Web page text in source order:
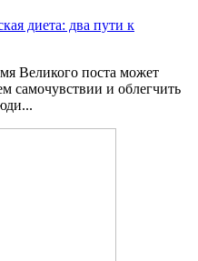
диета: два пути к
Великого поста может
самочувствии и облегчить